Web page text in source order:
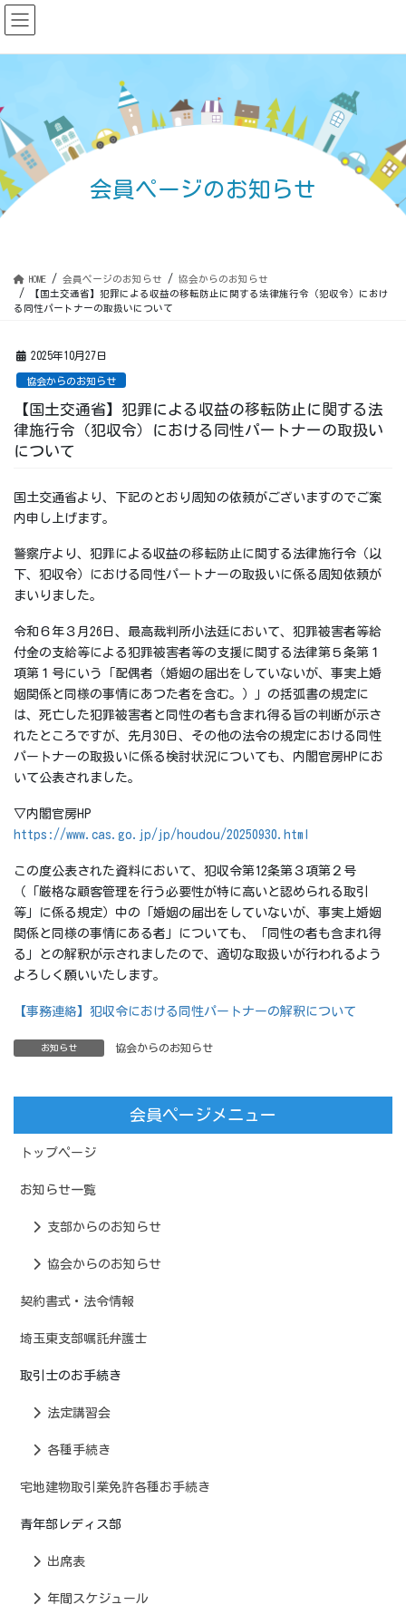
コ
ン
に
移
動
ナ
ビ
ョ
ン
に
移
動
会員ページのお知らせ
HOME 会員ページのお知らせ
協会からのお知らせ
【国土交通省】犯罪による収益の移転防止に関する法律施行令（犯収令）におけ
る同性パートナーの取扱いについて
2025年10月27日
協会からのお知らせ
【国土交通省】犯罪による収益の移転防止に関する法
律施行令（犯収令）における同性パートナーの取扱い
について
国土交通省より、下記のとおり周知の依頼がございますのでご案
内申し上げます。
警察庁より、犯罪による収益の移転防止に関する法律施行令（以
下、犯収令）における同性パートナーの取扱いに係る周知依頼が
まいりました。
令和６年３月26日、最高裁判所小法廷において、犯罪被害者等給
付金の支給等による犯罪被害者等の支援に関する法律第５条第１
項第１号にいう「配偶者（婚姻の届出をしていないが、事実上婚
姻関係と同様の事情にあつた者を含む。）」の括弧書の規定に
は、死亡した犯罪被害者と同性の者も含まれ得る旨の判断が示さ
れたところですが、先月30日、その他の法令の規定における同性
パートナーの取扱いに係る検討状況についても、内閣官房HPにお
いて公表されました。
▽内閣官房HP
https://www.cas.go.jp/jp/houdou/20250930.html
この度公表された資料において、犯収令第12条第３項第２号
（「厳格な顧客管理を行う必要性が特に高いと認められる取引
等」に係る規定）中の「婚姻の届出をしていないが、事実上婚姻
関係と同様の事情にある者」についても、「同性の者も含まれ得
る」との解釈が示されましたので、適切な取扱いが行われるよう
よろしく願いいたします。
【事務連絡】犯収令における同性パートナーの解釈について
お知らせ 協会からのお知らせ
会員ページメニュー
トップページ
お知らせ一覧
支部からのお知らせ
協会からのお知らせ
契約書式・法令情報
埼玉東支部嘱託弁護士
取引士のお手続き
法定講習会
各種手続き
宅地建物取引業免許各種お手続き
青年部レディス部
出席表
年間スケジュール